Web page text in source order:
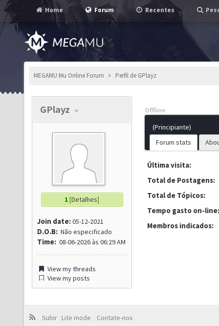
Home Forum Recentes
MEGAMU Mu Online Forum Perfil de GPlayz
GPlayz
1[Detalhes]
Join date:05-12-2021
D.O.B: Não especificado
Time: 08-06-2026 às 06:29 AM
View my threads
View my posts
Offline
(Principiante)
Forum stats
Última visita:
Total de Postagens:
Total de Tópicos:
Tempo gasto on-line:
Membros indicados:
Subir Lite mode
Contate-nos